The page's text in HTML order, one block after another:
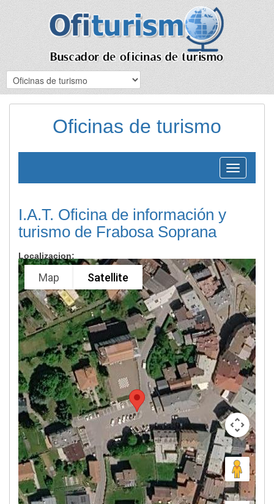
Oficinas de turismo
Toggle
navigation
I.A.T. Oficina de información y
turismo de Frabosa Soprana
Localizacion:
Map Satellite